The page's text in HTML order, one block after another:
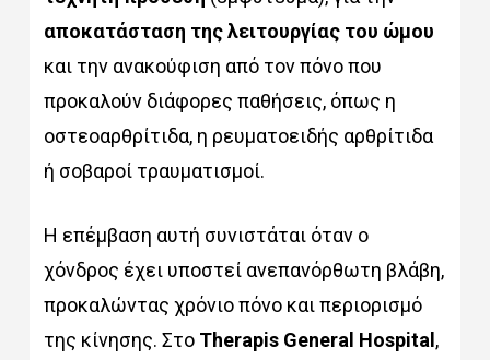
αποκατάσταση της λειτουργίας του ώμου
και την ανακούφιση από τον πόνο που
προκαλούν διάφορες παθήσεις, όπως η
οστεοαρθρίτιδα, η ρευματοειδής αρθρίτιδα
ή σοβαροί τραυματισμοί.
Η επέμβαση αυτή συνιστάται όταν ο
χόνδρος έχει υποστεί ανεπανόρθωτη βλάβη,
προκαλώντας χρόνιο πόνο και περιορισμό
της κίνησης. Στο Therapis General Hospital,